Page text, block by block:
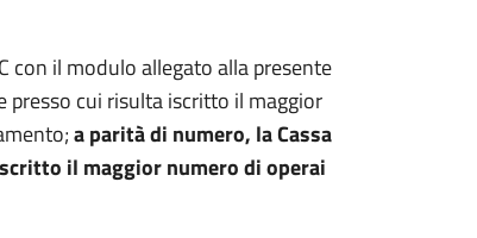
con il modulo allegato alla presente
presso cui risulta iscritto il maggior
a parità di numero, la Cassa
il maggior numero di operai